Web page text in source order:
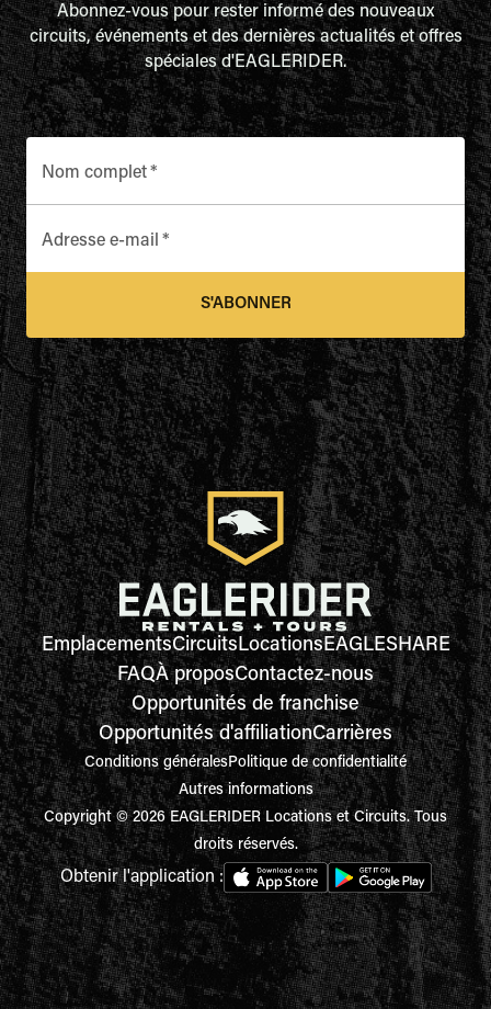
Abonnez-vous pour rester informé des nouveaux
circuits, événements et des dernières actualités et offres
spéciales d'EAGLERIDER.
Nom complet*
Adresse e-mail *
S'ABONNER
EmplacementsCircuitsLocationsEAGLESHARE
FAQÀ proposContactez-nous
Opportunités de franchise
Opportunités d'affiliationCarrières
Conditions généralesPolitique de confidentialité
Autres informations
Copyright © 2026 EAGLERIDER Locations et Circuits. Tous
droits réservés.
Obtenir l'application :